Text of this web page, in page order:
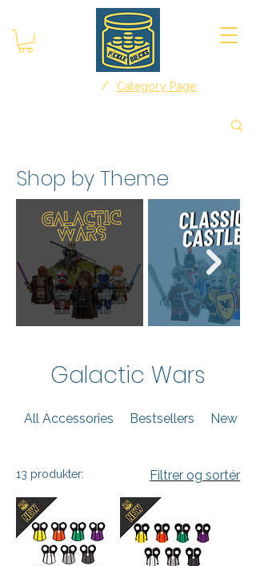
/ Category Page
Shop by Theme
Galactic Wars
All Accessories Bestsellers New
13 produkter: Filtrer og sortér